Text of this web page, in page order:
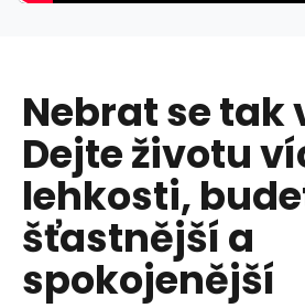
Nebrat se tak
Dejte životu
lehkosti,
šťastnější a
spokojenější